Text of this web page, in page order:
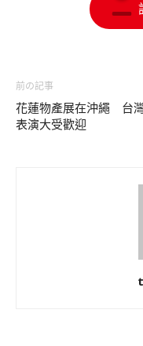
前の記事
花蓮物產展在沖繩 台
表演大受歡迎